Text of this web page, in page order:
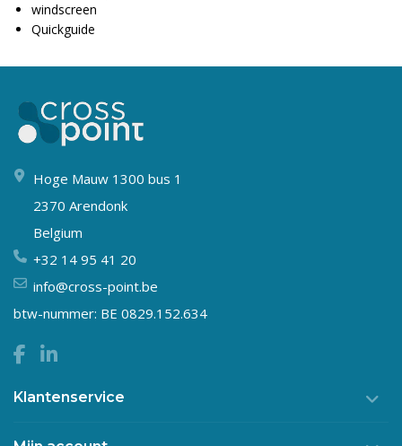
windscreen
Quickguide
Hoge Mauw 1300 bus 1
2370 Arendonk
Belgium
+32 14 95 41 20
info@cross-point.be
btw-nummer: BE 0829.152.634
Klantenservice